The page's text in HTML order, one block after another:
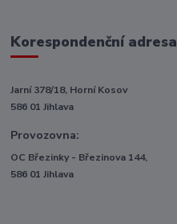
Korespondenční adresa
Jarní 378/18, Horní Kosov
586 01 Jihlava
Provozovna:
OC Březinky - Březinova 144,
586 01 Jihlava